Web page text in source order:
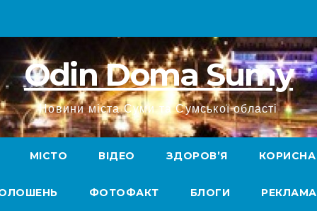
Odin Doma Sumy
Новини міста Суми та Сумської області
МІСТО ВІДЕО ЗДОРОВ’Я КОРИСНА
ФОТОФАКТ БЛОГИ РЕКЛАМА